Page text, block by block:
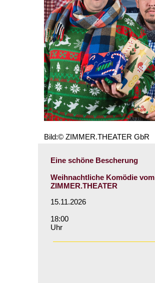
Bild:© ZIMMER.THEATER GbR
Eine schöne Bescherung
Weihnachtliche Komödie vom
ZIMMER.THEATER
15.11.2026
18:00
Uhr